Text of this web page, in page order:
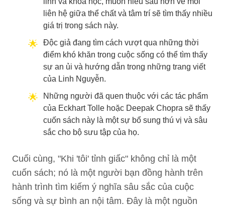
liên hệ giữa thể chất và tâm trí sẽ tìm thấy nhiều
giá trị trong sách này.
Độc giả đang tìm cách vượt qua những thời
điểm khó khăn trong cuộc sống có thể tìm thấy
sự an ủi và hướng dẫn trong những trang viết
của Linh Nguyễn.
Những người đã quen thuộc với các tác phẩm
của Eckhart Tolle hoặc Deepak Chopra sẽ thấy
cuốn sách này là một sự bổ sung thú vị và sâu
sắc cho bộ sưu tập của họ.
Cuối cùng, "Khi 'tôi' tỉnh giấc" không chỉ là một
cuốn sách; nó là một người bạn đồng hành trên
hành trình tìm kiếm ý nghĩa sâu sắc của cuộc
sống và sự bình an nội tâm. Đây là một nguồn